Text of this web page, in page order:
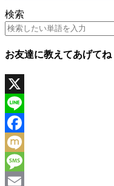
検索
お友達に教えてあげてね
X
Line
Facebook
Mixi
Message